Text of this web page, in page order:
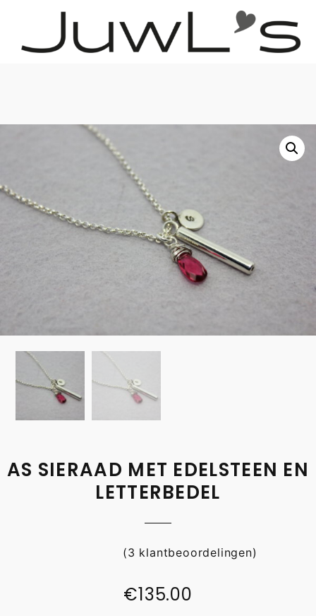
AS SIERAAD MET EDELSTEEN EN
LETTERBEDEL
(3 klantbeoordelingen)
€135.00